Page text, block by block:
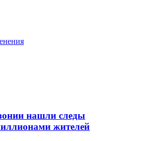
нашли следы
жителей